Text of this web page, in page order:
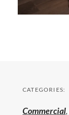
CATEGORIES:
Commercial,